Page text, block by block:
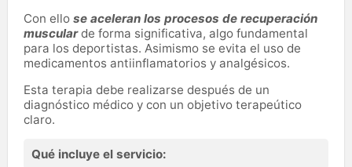
Con ello se aceleran los procesos de recuperación
muscularde forma significativa, algo fundamental
para los deportistas. Asimismo se evita el uso de
medicamentos antiinflamatorios y analgésicos.
Esta terapia debe realizarse después de un
diagnóstico médico y con un objetivo terapeútico
claro.
Qué incluye el servicio: